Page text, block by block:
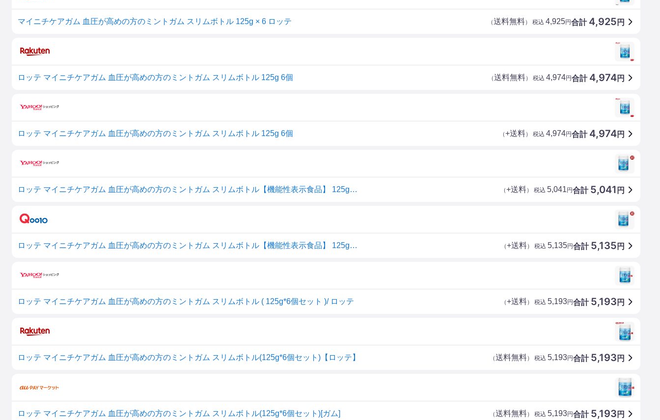
マイニチケアガム 血圧が高めの方のミントガム スリムボトル 125g × 6 ロッテ 合計 4,925 円
（送料無料） 税込 4,925円
ロッテ マイニチケアガム 血圧が高めの方のミントガム スリムボトル 125g 6個 合計 4,974円
（送料無料） 税込 4,974円
ロッテ マイニチケアガム 血圧が高めの方のミントガム スリムボトル 125g 6個 合計 4,974円
（+送料） 税込 4,974円
ロッテ マイニチケアガム 血圧が高めの方のミントガム スリムボトル【機能性表示食品】 125g×6個入｜ 送料無料 お菓子 ガム ボトル 機能性 合計 5,041 円
（+送料） 税込 5,041円
ロッテ マイニチケアガム 血圧が高めの方のミントガム スリムボトル【機能性表示食品】 125g×6個入 合計 5,135 円
（+送料） 税込 5,135円
ロッテ マイニチケアガム 血圧が高めの方のミントガム スリムボトル ( 125g*6個セット )/ ロッテ 合計 5,193 円
（+送料） 税込 5,193円
ロッテ マイニチケアガム 血圧が高めの方のミントガム スリムボトル(125g*6個セット)【ロッテ】 合計 5,193 円
（送料無料） 税込 5,193円
ロッテ マイニチケアガム 血圧が高めの方のミントガム スリムボトル(125g*6個セット)[ガム] 合計 5,193 円
（送料無料） 税込 5,193円